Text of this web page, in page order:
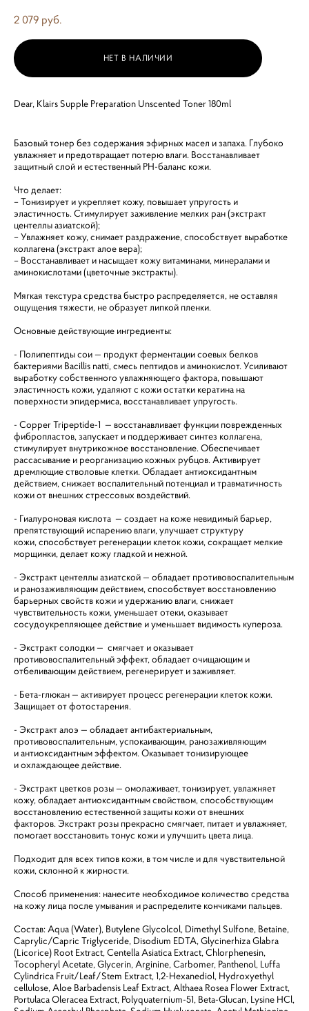
2 079 pуб.
НЕТ В НАЛИЧИИ
Dear, Klairs Supple Preparation Unscented Toner 180ml
Базовый тонер без содержания эфирных масел и запаха. Глубоко
увлажняет и предотвращает потерю влаги. Восстанавливает
защитный слой и естественный PH-баланс кожи.
Что делает:
– Тонизирует и укрепляет кожу, повышает упругость и
эластичность. Стимулирует заживление мелких ран (экстракт
центеллы азиатской);
– Увлажняет кожу, снимает раздражение, способствует выработке
коллагена (экстракт алое вера);
– Восстанавливает и насыщает кожу витаминами, минералами и
аминокислотами (цветочные экстракты).
Мягкая текстура средства быстро распределяется, не оставляя
ощущения тяжести, не образует липкой пленки.
Основные действующие ингредиенты:
- Полипептиды сои — продукт ферментации соевых белков
бактериями Bacillis natti, смесь пептидов и аминокислот. Усиливают
выработку собственного увлажняющего фактора, повышают
эластичность кожи, удаляют с кожи остатки кератина на
поверхности эпидермиса, восстанавливает упругость.
- Copper Tripeptide-1 — восстанавливает функции поврежденных
фибропластов, запускает и поддерживает синтез коллагена,
стимулирует внутрикожное восстановление. Обеспечивает
рассасывание и реорганизацию кожных рубцов. Активирует
дремлющие стволовые клетки. Обладает антиоксидантным
действием, снижает воспалительный потенциал и травматичность
кожи от внешних стрессовых воздействий.
- Гиалуроновая кислота — создает на коже невидимый барьер,
препятствующий испарению влаги, улучшает структуру
кожи, способствует регенерации клеток кожи, сокращает мелкие
морщинки, делает кожу гладкой и нежной.
- Экстракт центеллы азиатской — обладает противовоспалительным
и ранозаживляющим действием, способствует восстановлению
барьерных свойств кожи и удержанию влаги, снижает
чувствительность кожи, уменьшает отеки, оказывает
сосудоукрепляющее действие и уменьшает видимость купероза.
- Экстракт солодки — смягчает и оказывает
противовоспалительный эффект, обладает очищающим и
отбеливающим действием, регенерирует и заживляет.
- Бета-глюкан — активирует процесс регенерации клеток кожи.
Защищает от фотостарения.
- Экстракт алоэ — обладает антибактериальным,
противовоспалительным, успокаивающим, ранозаживляющим
и антиоксидантным эффектом. Оказывает тонизирующее
и охлаждающее действие.
- Экстракт цветков розы — омолаживает, тонизирует, увлажняет
кожу, обладает антиоксидантным свойством, способствующим
восстановлению естественной защиты кожи от внешних
факторов. Экстракт розы прекрасно смягчает, питает и увлажняет,
помогает восстановить тонус кожи и улучшить цвета лица.
Подходит для всех типов кожи, в том числе и для чувствительной
кожи, склонной к жирности.
Способ применения: нанесите необходимое количество средства
на кожу лица после умывания и распределите кончиками пальцев.
Состав: Aqua (Water), Butylene Glycolcol, Dimethyl Sulfone, Betaine,
Caprylic/Capric Triglyceride, Disodium EDTA, Glycinerhiza Glabra
(Licorice) Root Extract, Centella Asiatica Extract, Chlorphenesin,
Tocopheryl Acetate, Glycerin, Arginine, Carbomer, Panthenol, Luffa
Cylindrica Fruit/Leaf/Stem Extract, 1,2-Hexanediol, Hydroxyethyl
cellulose, Aloe Barbadensis Leaf Extract, Althaea Rosea Flower Extract,
Portulaca Oleracea Extract, Polyquaternium-51, Beta-Glucan, Lysine HCl,